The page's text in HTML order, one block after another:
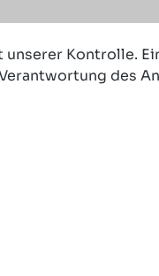
Kontrolle.
des